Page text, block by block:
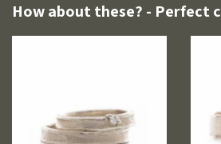
How about these? - Perfect